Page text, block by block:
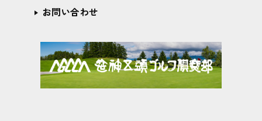
お問い合わせ